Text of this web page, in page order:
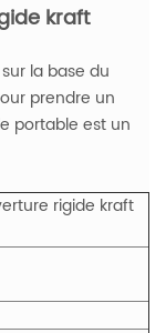
kraft
la base du
prendre un
portable est un
rigide kraft